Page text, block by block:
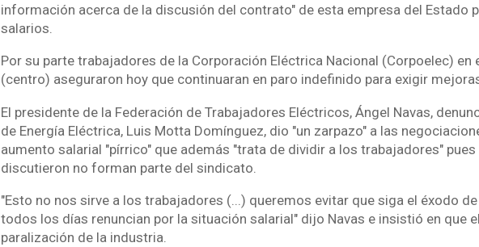
información acerca de la discusión del contrato" de esta empresa del Estado
salarios.
Por su parte trabajadores de la Corporación Eléctrica Nacional (Corpoelec) en
(centro) aseguraron hoy que continuaran en paro indefinido para exigir
El presidente de la Federación de Trabajadores Eléctricos, Ángel Navas,
de Energía Eléctrica, Luis Motta Domínguez, dio "un zarpazo" a las
aumento salarial "pírrico" que además "trata de dividir a los trabajadores"
discutieron no forman parte del sindicato.
"Esto no nos sirve a los trabajadores (...) queremos evitar que siga el éxodo
todos los días renuncian por la situación salarial" dijo Navas e insistió en que
paralización de la industria.